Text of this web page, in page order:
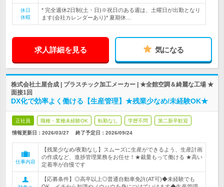
休日
休暇
* 完全週休2日制(土・日)※祝日のある週は、土曜日が出勤となり
ます(会社カレンダーあり)* 夏期休…
求人詳細を見る 気になる
株式会社土屋合成 | プラスチック加工メーカー | ★全館空調＆綺麗な工場 ★
面接1回
DX化で効率よく働ける【生産管理】★残業少なめ/未経験OK★
正社員 職種・業種未経験OK 転勤なし 学歴不問 第二新卒歓迎
情報更新日：2026/03/27 終了予定日： 2026/09/24
仕事内容
【残業少なめ/夜勤なし】スムーズに生産ができるよう、生産計画
の作成など、進捗管理業務をお任せ！★裁量もって働ける ★高い
定着率が自慢です
【応募条件】◎高卒以上◎普通自動車免許(AT可)◆未経験でも